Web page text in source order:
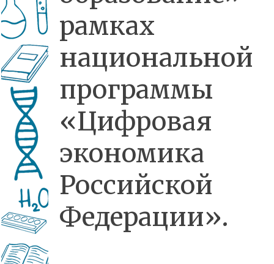
рамках
национальной
программы
«Цифровая
экономика
Российской
Федерации».